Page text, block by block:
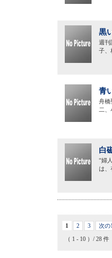
黒
週刊
子、
青
舟橋
二、
白
“婦
は、
1 2 3
次の
（ 1 - 10 ）/ 28 件